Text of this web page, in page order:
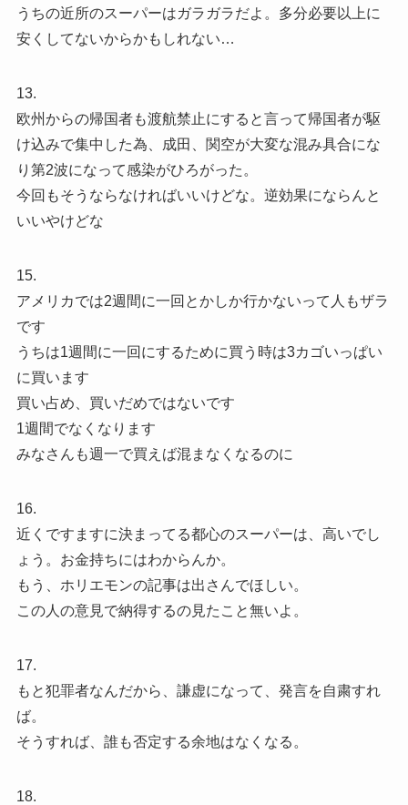
うちの近所のスーパーはガラガラだよ。多分必要以上に
安くしてないからかもしれない…
13.
欧州からの帰国者も渡航禁止にすると言って帰国者が駆
け込みで集中した為、成田、関空が大変な混み具合にな
り第2波になって感染がひろがった。
今回もそうならなければいいけどな。逆効果にならんと
いいやけどな
15.
アメリカでは2週間に一回とかしか行かないって人もザラ
です
うちは1週間に一回にするために買う時は3カゴいっぱい
に買います
買い占め、買いだめではないです
1週間でなくなります
みなさんも週一で買えば混まなくなるのに
16.
近くですますに決まってる都心のスーパーは、高いでし
ょう。お金持ちにはわからんか。
もう、ホリエモンの記事は出さんでほしい。
この人の意見で納得するの見たこと無いよ。
17.
もと犯罪者なんだから、謙虚になって、発言を自粛すれ
ば。
そうすれば、誰も否定する余地はなくなる。
18.